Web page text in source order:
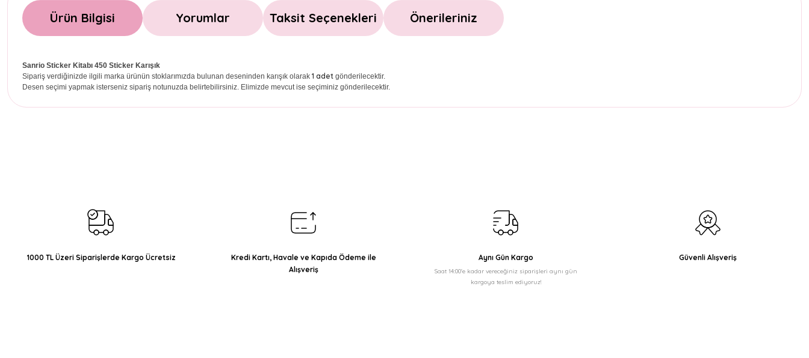
Ürün Bilgisi Yorumlar Taksit Seçenekleri Önerileriniz
Sanrio Sticker Kitabı 450 Sticker Karışık
Sipariş verdiğinizde ilgili marka ürünün stoklarımızda bulunan deseninden karışık olarak 1 adet gönderilecektir.
Desen seçimi yapmak isterseniz sipariş notunuzda belirtebilirsiniz. Elimizde mevcut ise seçiminiz gönderilecektir.
Ürün fiyatı diğer sitelerden daha pahalı.
Bu ürüne benzer farklı alternatifler olmalı.
1000 TL Üzeri Siparişlerde Kargo Ücretsiz
Kredi Kartı, Havale ve Kapıda Ödeme ile
Alışveriş
Aynı Gün Kargo
Saat 14:00'e kadar vereceğiniz siparişleri aynı gün
kargoya teslim ediyoruz!
Güvenli Alışveriş